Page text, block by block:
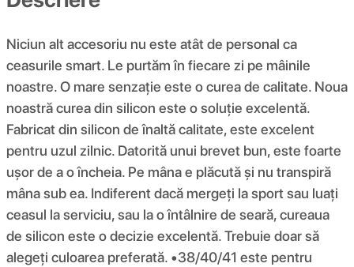
Niciun alt accesoriu nu este atât de personal ca
ceasurile smart. Le purtăm în fiecare zi pe mâinile
noastre. O mare senzație este o curea de calitate. Noua
noastră curea din silicon este o soluție excelentă.
Fabricat din silicon de înaltă calitate, este excelent
pentru uzul zilnic. Datorită unui brevet bun, este foarte
ușor de a o încheia. Pe mâna e plăcută și nu transpiră
mâna sub ea. Indiferent dacă mergeți la sport sau luați
ceasul la serviciu, sau la o întâlnire de seară, cureaua
de silicon este o decizie excelentă. Trebuie doar să
alegeți culoarea preferată. •38/40/41 este pentru